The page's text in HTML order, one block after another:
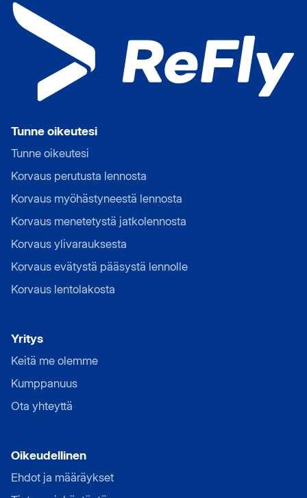
Tunne oikeutesi
Tunne oikeutesi
Korvaus perutusta lennosta
Korvaus myöhästyneestä lennosta
Korvaus menetetystä jatkolennosta
Korvaus ylivarauksesta
Korvaus evätystä pääsystä lennolle
Korvaus lentolakosta
Yritys
Keitä me olemme
Kumppanuus
Ota yhteyttä
Oikeudellinen
Ehdot ja määräykset